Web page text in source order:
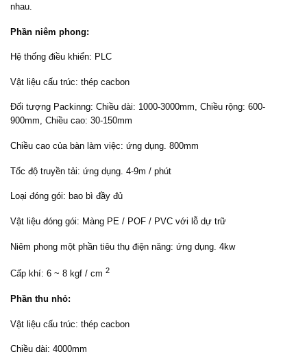
nhau.
Phần niêm phong:
Hệ thống điều khiển: PLC
Vật liệu cấu trúc: thép cacbon
Đối tượng Packinng: Chiều dài: 1000-3000mm, Chiều rộng: 600-
900mm, Chiều cao: 30-150mm
Chiều cao của bàn làm việc: ứng dụng. 800mm
Tốc độ truyền tải: ứng dụng. 4-9m / phút
Loại đóng gói: bao bì đầy đủ
Vật liệu đóng gói: Màng PE / POF / PVC với lỗ dự trữ
Niêm phong một phần tiêu thụ điện năng: ứng dụng. 4kw
Cấp khí: 6 ~ 8 kgf / cm 2
Phần thu nhỏ:
Vật liệu cấu trúc: thép cacbon
Chiều dài: 4000mm